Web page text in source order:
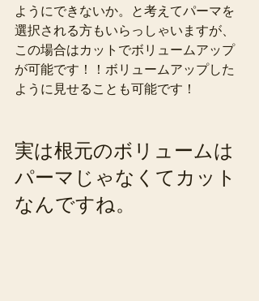
ようにできないか。と考えてパーマを
選択される方もいらっしゃいますが、
この場合はカットでボリュームアップ
が可能です！！ボリュームアップした
ように見せることも可能です！
実は根元のボリュームは
パーマじゃなくてカット
なんですね。